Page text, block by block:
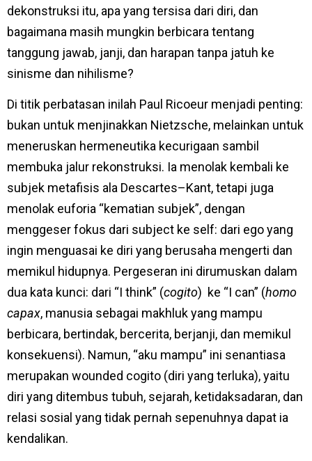
dekonstruksi itu, apa yang tersisa dari diri, dan
bagaimana masih mungkin berbicara tentang
tanggung jawab, janji, dan harapan tanpa jatuh ke
sinisme dan nihilisme?
Di titik perbatasan inilah Paul Ricoeur menjadi penting:
bukan untuk menjinakkan Nietzsche, melainkan untuk
meneruskan hermeneutika kecurigaan sambil
membuka jalur rekonstruksi. Ia menolak kembali ke
subjek metafisis ala Descartes–Kant, tetapi juga
menolak euforia “kematian subjek”, dengan
menggeser fokus dari subject ke self: dari ego yang
ingin menguasai ke diri yang berusaha mengerti dan
memikul hidupnya. Pergeseran ini dirumuskan dalam
dua kata kunci: dari “I think” (cogito) ke “I can” (homo
capax, manusia sebagai makhluk yang mampu
berbicara, bertindak, bercerita, berjanji, dan memikul
konsekuensi). Namun, “aku mampu” ini senantiasa
merupakan wounded cogito (diri yang terluka), yaitu
diri yang ditembus tubuh, sejarah, ketidaksadaran, dan
relasi sosial yang tidak pernah sepenuhnya dapat ia
kendalikan.